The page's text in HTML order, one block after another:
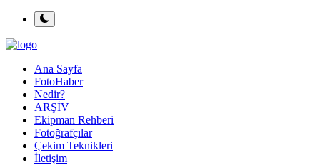
Ana Sayfa
FotoHaber
Nedir?
ARŞİV
Ekipman Rehberi
Fotoğrafçılar
Çekim Teknikleri
İletişim